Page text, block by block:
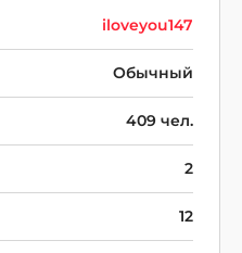
iloveyou147
Обычный
409 чел.
2
12